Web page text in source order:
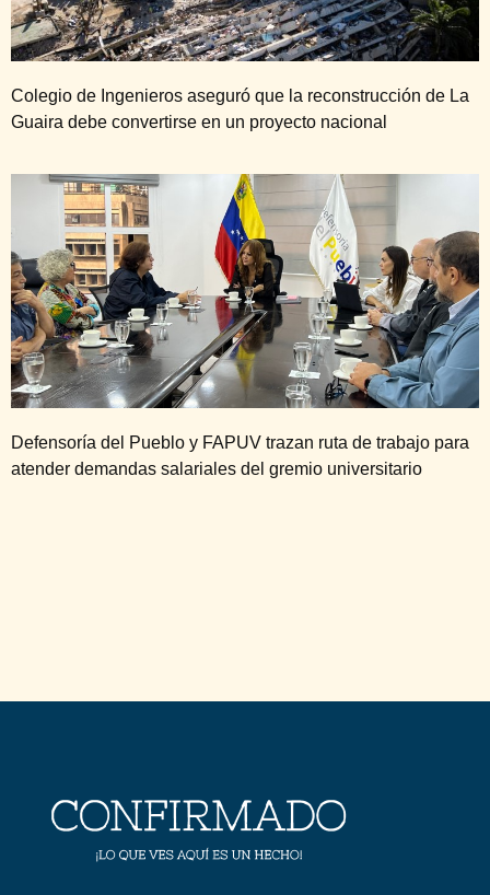
Colegio de Ingenieros aseguró que la reconstrucción de La
Guaira debe convertirse en un proyecto nacional
Defensoría del Pueblo y FAPUV trazan ruta de trabajo para
atender demandas salariales del gremio universitario